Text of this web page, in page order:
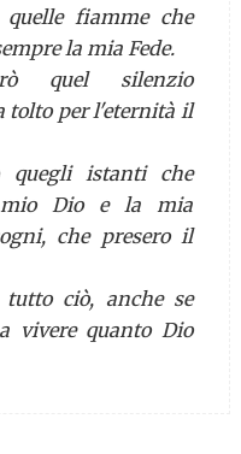
fiamme che
la mia Fede.
quel silenzio
tolto per l'eternità il
quegli istanti che
mio Dio e la mia
che presero il
ciò, anche se
vivere quanto Dio